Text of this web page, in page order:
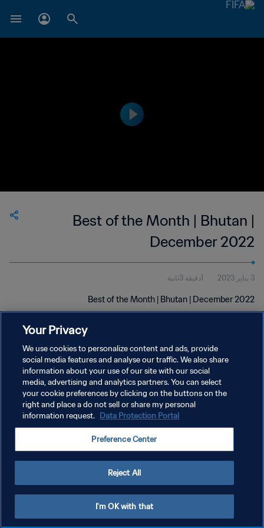
Best of the Month | Bhutan |
December 2022
3 يناير 2023 1دقيقة 3ثانية
Best of the Month | Bhutan | December 2022
سياسة الخصوصية
شروط الخدمة
إدارة تفضيلات ملفات تعريف الارتباط
Your Privacy
We use cookies to personalize content and ads, provide
social media features and analyse our traffic. We also share
information about your use of our site with our social
media, advertising and analytics partners. You can select
your cookie preferences by clicking on the buttons on the
right and place a do not sell or share my personal
information request. Data Protection Portal
Preference Center
Reject All
I'm OK with that